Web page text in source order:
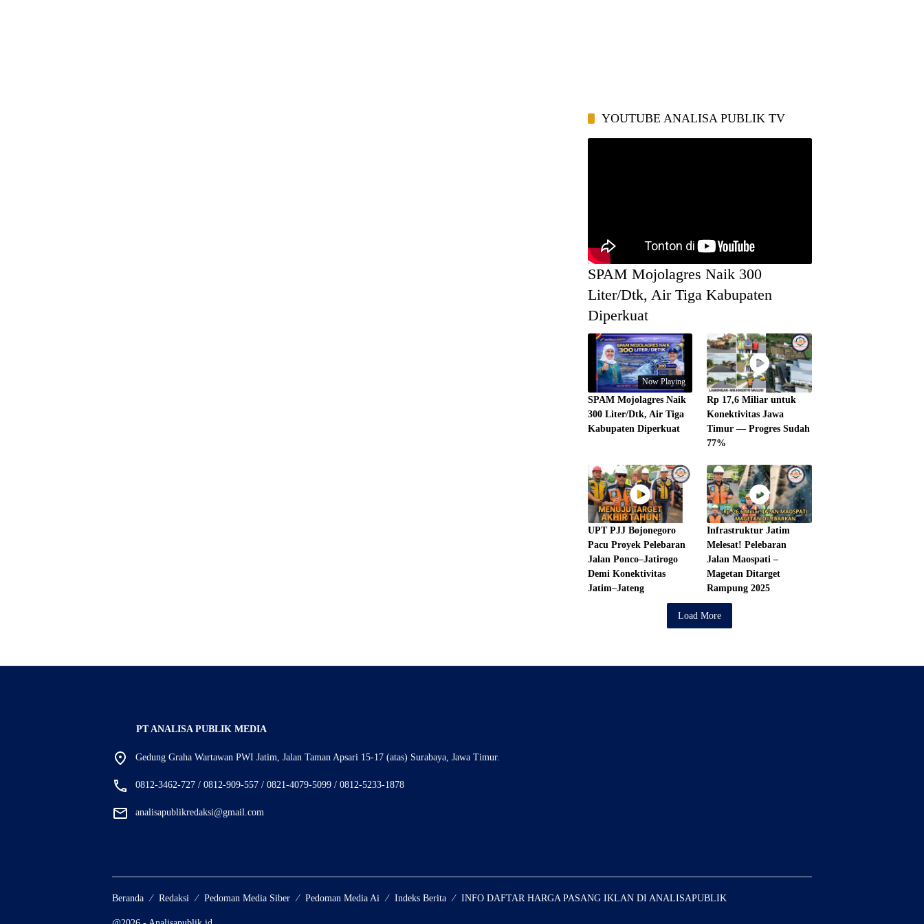
YOUTUBE ANALISA PUBLIK TV
SPAM Mojolagres Naik 300
Liter/Dtk, Air Tiga Kabupaten
Diperkuat
Now Playing
SPAM Mojolagres Naik
300 Liter/Dtk, Air Tiga
Kabupaten Diperkuat
Rp 17,6 Miliar untuk
Konektivitas Jawa
Timur — Progres Sudah
77%
UPT PJJ Bojonegoro
Pacu Proyek Pelebaran
Jalan Ponco–Jatirogo
Demi Konektivitas
Jatim–Jateng
Infrastruktur Jatim
Melesat! Pelebaran
Jalan Maospati –
Magetan Ditarget
Rampung 2025
Load More
PT ANALISA PUBLIK MEDIA
Gedung Graha Wartawan PWI Jatim, Jalan Taman Apsari 15-17 (atas) Surabaya, Jawa Timur.
0812-3462-727 / 0812-909-557 / 0821-4079-5099 / 0812-5233-1878
analisapublikredaksi@gmail.com
Beranda Redaksi Pedoman Media Siber Pedoman Media Ai Indeks Berita INFO DAFTAR HARGA PASANG IKLAN DI ANALISAPUBLIK